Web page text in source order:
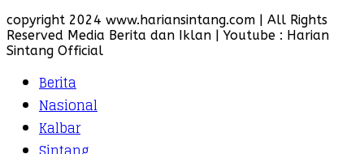
copyright 2024 www.hariansintang.com | All Rights
Reserved Media Berita dan Iklan | Youtube : Harian
Sintang Official
Berita
Nasional
Kalbar